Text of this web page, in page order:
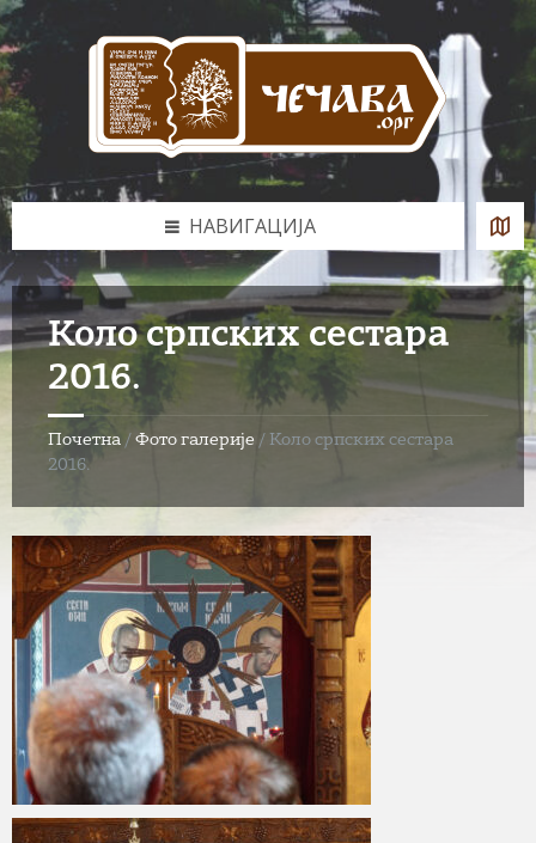
Skip
to
content
Skip
to
left
sidebar
Skip
to
footer
НАВИГАЦИЈА
Коло српских сестара
2016.
Почетна / Фото галерије / Коло српских сестара
2016.